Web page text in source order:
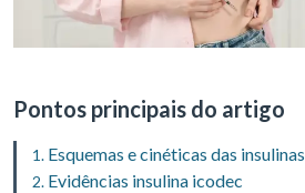
Pontos principais do artigo
Esquemas e cinéticas das insulinas
Evidências insulina icodec